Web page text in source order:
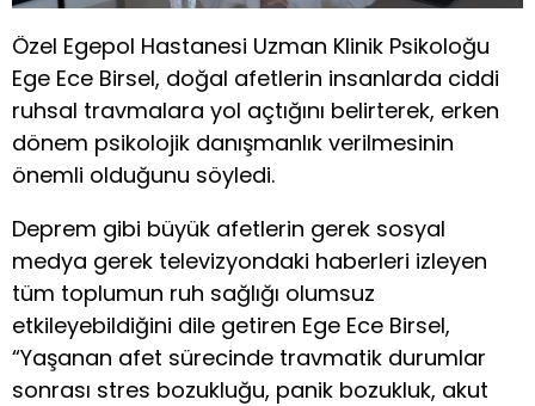
Özel Egepol Hastanesi Uzman Klinik Psikoloğu
Ege Ece Birsel, doğal afetlerin insanlarda ciddi
ruhsal travmalara yol açtığını belirterek, erken
dönem psikolojik danışmanlık verilmesinin
önemli olduğunu söyledi.
Deprem gibi büyük afetlerin gerek sosyal
medya gerek televizyondaki haberleri izleyen
tüm toplumun ruh sağlığı olumsuz
etkileyebildiğini dile getiren Ege Ece Birsel,
“Yaşanan afet sürecinde travmatik durumlar
sonrası stres bozukluğu, panik bozukluk, akut